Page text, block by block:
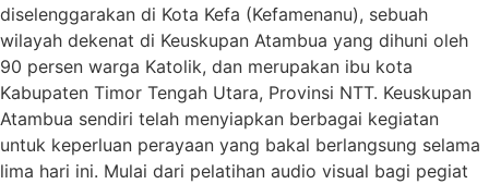
diselenggarakan di Kota Kefa (Kefamenanu), sebuah
wilayah dekenat di Keuskupan Atambua yang dihuni oleh
90 persen warga Katolik, dan merupakan ibu kota
Kabupaten Timor Tengah Utara, Provinsi NTT. Keuskupan
Atambua sendiri telah menyiapkan berbagai kegiatan
untuk keperluan perayaan yang bakal berlangsung selama
lima hari ini. Mulai dari pelatihan audio visual bagi pegiat